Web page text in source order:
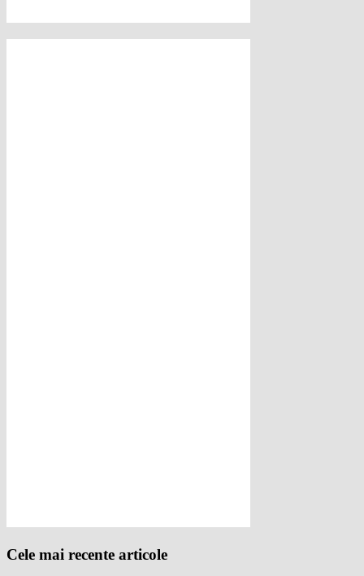
Cele mai recente articole